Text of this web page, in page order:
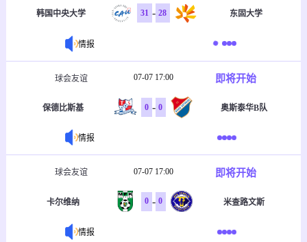
韩国中央大学 31 - 28 东固大学
情报
球会友谊 07-07 17:00 即将开始
保德比斯基 0 - 0 奥斯泰华B队
情报
球会友谊 07-07 17:00 即将开始
卡尔维纳 0 - 0 米查路文斯
情报